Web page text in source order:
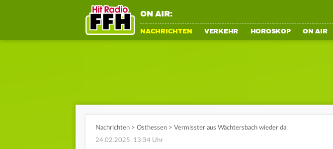
ON AIR:
NACHRICHTEN VERKEHR HOROSKOP ON AIR
Nachrichten > Osthessen > Vermisster aus Wächtersbach wieder da
24.02.2025, 13:34 Uhr